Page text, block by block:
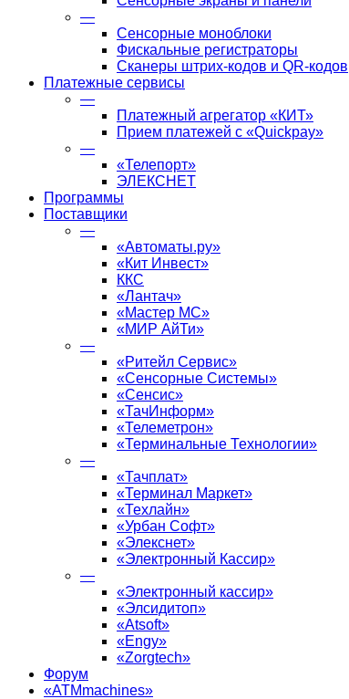
—
Сенсорные моноблоки
Фискальные регистраторы
Сканеры штрих-кодов и QR-кодов
Платежные сервисы
—
Платежный агрегатор «КИТ»
Прием платежей с «Quickpay»
—
«Телепорт»
ЭЛЕКСНЕТ
Программы
Поставщики
—
«Автоматы.ру»
«Кит Инвест»
ККС
«Лантач»
«Мастер МС»
«МИР АйТи»
—
«Ритейл Сервис»
«Сенсорные Системы»
«Сенсис»
«ТачИнформ»
«Телеметрон»
«Терминальные Технологии»
—
«Тачплат»
«Терминал Маркет»
«Техлайн»
«Урбан Софт»
«Элекснет»
«Электронный Кассир»
—
«Электронный кассир»
«Элсидитоп»
«Atsoft»
«Engy»
«Zorgtech»
Форум
«ATMmachines»